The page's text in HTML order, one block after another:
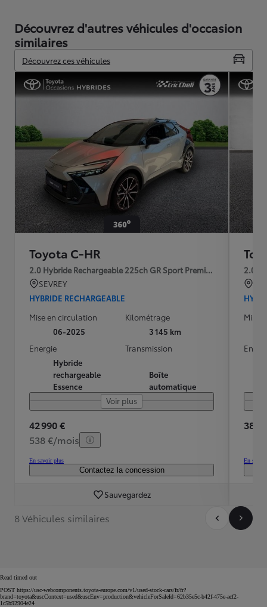
Découvrez d'autres véhicules d'occasion
similaires
Découvrez ces véhicules
Toyota C-HR
2.0 Hybride Rechargeable 225ch GR Sport Premiere MY25
SEVREY
HYBRIDE RECHARGEABLE
Mise en circulation
06-2025
Kilométrage
3 145 km
Energie
Hybride
rechargeable
Essence
Transmission
Boîte
automatique
Voir plus
42 990 €
538 €/mois
En savoir plus
Contactez la concession
Sauvegardez
2.0
Mise
38
En
8 Véhicules similaires
Read timed out
POST https://usc-webcomponents.toyota-europe.com/v1/used-stock-cars/fr/fr?
brand=toyota&uscContext=used&uscEnv=production&vehicleForSaleId=62b35e5c-b42f-475e-acf2-
1c5b92904e24